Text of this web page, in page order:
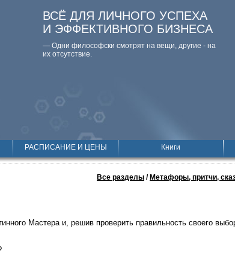
ВСЁ ДЛЯ ЛИЧНОГО УСПЕХА
И ЭФФЕКТИВНОГО БИЗНЕСА
— Одни философски смотpят на вещи, дpугие - на
их отсутствие.
РАСПИСАНИЕ И ЦЕНЫ Книги
Все разделы / Метафоры, притчи,
Мастера и, решив проверить правильность своего